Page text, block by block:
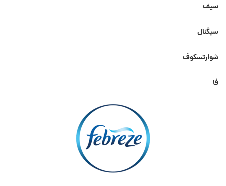
سیف
سیگنال
شوارتسکوف
فا